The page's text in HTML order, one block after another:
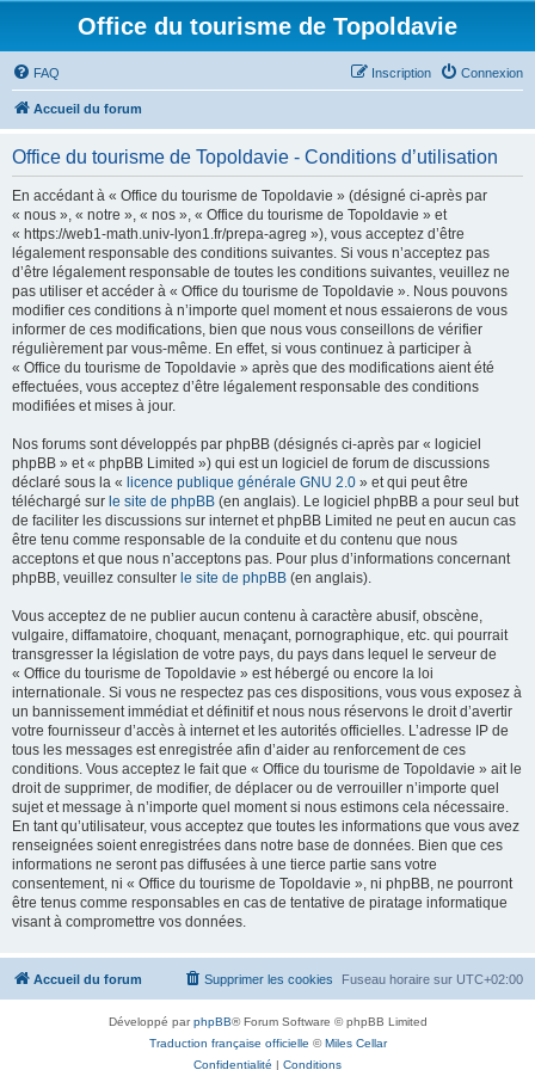
Office du tourisme de Topoldavie
FAQ Connexion
Inscription
Accueil du forum
Office du tourisme de Topoldavie - Conditions d’utilisation
En accédant à « Office du tourisme de Topoldavie » (désigné ci-après par
« nous », « notre », « nos », « Office du tourisme de Topoldavie » et
« https://web1-math.univ-lyon1.fr/prepa-agreg »), vous acceptez d’être
légalement responsable des conditions suivantes. Si vous n’acceptez pas
d’être légalement responsable de toutes les conditions suivantes, veuillez ne
pas utiliser et accéder à « Office du tourisme de Topoldavie ». Nous pouvons
modifier ces conditions à n’importe quel moment et nous essaierons de vous
informer de ces modifications, bien que nous vous conseillons de vérifier
régulièrement par vous-même. En effet, si vous continuez à participer à
« Office du tourisme de Topoldavie » après que des modifications aient été
effectuées, vous acceptez d’être légalement responsable des conditions
modifiées et mises à jour.
Nos forums sont développés par phpBB (désignés ci-après par « logiciel
phpBB » et « phpBB Limited ») qui est un logiciel de forum de discussions
déclaré sous la « licence publique générale GNU 2.0 » et qui peut être
téléchargé sur le site de phpBB (en anglais). Le logiciel phpBB a pour seul but
de faciliter les discussions sur internet et phpBB Limited ne peut en aucun cas
être tenu comme responsable de la conduite et du contenu que nous
acceptons et que nous n’acceptons pas. Pour plus d’informations concernant
phpBB, veuillez consulter le site de phpBB (en anglais).
Vous acceptez de ne publier aucun contenu à caractère abusif, obscène,
vulgaire, diffamatoire, choquant, menaçant, pornographique, etc. qui pourrait
transgresser la législation de votre pays, du pays dans lequel le serveur de
« Office du tourisme de Topoldavie » est hébergé ou encore la loi
internationale. Si vous ne respectez pas ces dispositions, vous vous exposez à
un bannissement immédiat et définitif et nous nous réservons le droit d’avertir
votre fournisseur d’accès à internet et les autorités officielles. L’adresse IP de
tous les messages est enregistrée afin d’aider au renforcement de ces
conditions. Vous acceptez le fait que « Office du tourisme de Topoldavie » ait le
droit de supprimer, de modifier, de déplacer ou de verrouiller n’importe quel
sujet et message à n’importe quel moment si nous estimons cela nécessaire.
En tant qu’utilisateur, vous acceptez que toutes les informations que vous avez
renseignées soient enregistrées dans notre base de données. Bien que ces
informations ne seront pas diffusées à une tierce partie sans votre
consentement, ni « Office du tourisme de Topoldavie », ni phpBB, ne pourront
être tenus comme responsables en cas de tentative de piratage informatique
visant à compromettre vos données.
Accueil du forum Fuseau horaire sur UTC+02:00
Supprimer les cookies
Développé parphpBB® Forum Software © phpBB Limited
Traduction française officielle ©Miles Cellar
Confidentialité | Conditions